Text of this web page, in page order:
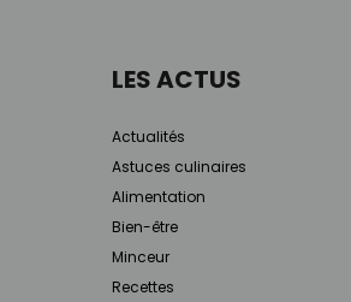
LES ACTUS
Actualités
Astuces culinaires
Alimentation
Bien-être
Minceur
Recettes